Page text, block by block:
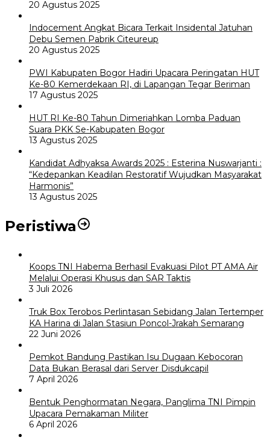
20 Agustus 2025
Indocement Angkat Bicara Terkait Insidental Jatuhan
Debu Semen Pabrik Citeureup
20 Agustus 2025
PWI Kabupaten Bogor Hadiri Upacara Peringatan HUT
Ke-80 Kemerdekaan RI, di Lapangan Tegar Beriman
17 Agustus 2025
HUT RI Ke-80 Tahun Dimeriahkan Lomba Paduan
Suara PKK Se-Kabupaten Bogor
13 Agustus 2025
Kandidat Adhyaksa Awards 2025 : Esterina Nuswarjanti :
“Kedepankan Keadilan Restoratif Wujudkan Masyarakat
Harmonis”
13 Agustus 2025
Peristiwa
Koops TNI Habema Berhasil Evakuasi Pilot PT AMA Air
Melalui Operasi Khusus dan SAR Taktis
3 Juli 2026
Truk Box Terobos Perlintasan Sebidang Jalan Tertemper
KA Harina di Jalan Stasiun Poncol-Jrakah Semarang
22 Juni 2026
Pemkot Bandung Pastikan Isu Dugaan Kebocoran
Data Bukan Berasal dari Server Disdukcapil
7 April 2026
Bentuk Penghormatan Negara, Panglima TNI Pimpin
Upacara Pemakaman Militer
6 April 2026